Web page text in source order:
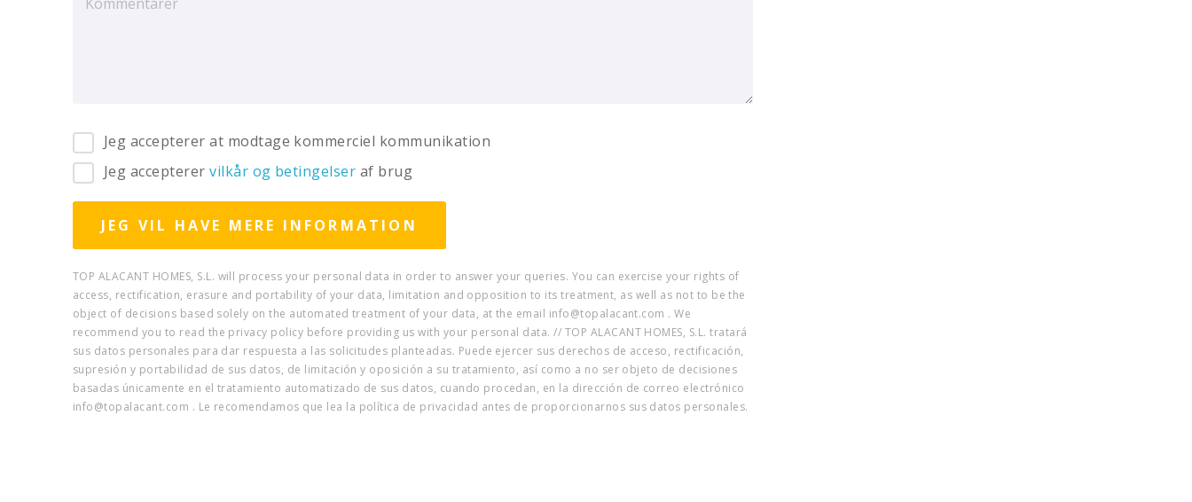
Jeg accepterer at modtage kommerciel kommunikation
Jeg accepterervilkår og betingelser af brug
TOP ALACANT HOMES, S.L. will process your personal data in order to answer your queries. You can exercise your rights of
access, rectification, erasure and portability of your data, limitation and opposition to its treatment, as well as not to be the
object of decisions based solely on the automated treatment of your data, at the email info@topalacant.com . We
recommend you to read the privacy policy before providing us with your personal data. // TOP ALACANT HOMES, S.L. tratará
sus datos personales para dar respuesta a las solicitudes planteadas. Puede ejercer sus derechos de acceso, rectificación,
supresión y portabilidad de sus datos, de limitación y oposición a su tratamiento, así como a no ser objeto de decisiones
basadas únicamente en el tratamiento automatizado de sus datos, cuando procedan, en la dirección de correo electrónico
info@topalacant.com . Le recomendamos que lea la política de privacidad antes de proporcionarnos sus datos personales.